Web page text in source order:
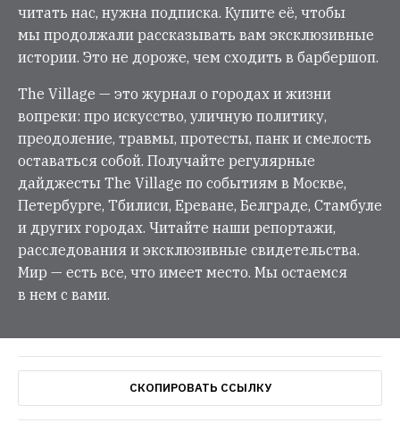
читать нас, нужна подписка. Купите её, чтобы
мы продолжали рассказывать вам эксклюзивные
истории. Это не дороже, чем сходить в барбершоп.
The Village — это журнал о городах и жизни
вопреки: про искусство, уличную политику,
преодоление, травмы, протесты, панк и смелость
оставаться собой. Получайте регулярные
дайджесты The Village по событиям в Москве,
Петербурге, Тбилиси, Ереване, Белграде, Стамбуле
и других городах. Читайте наши репортажи,
расследования и эксклюзивные свидетельства.
Мир — есть все, что имеет место. Мы остаемся
в нем с вами.
СКОПИРОВАТЬ ССЫЛКУ